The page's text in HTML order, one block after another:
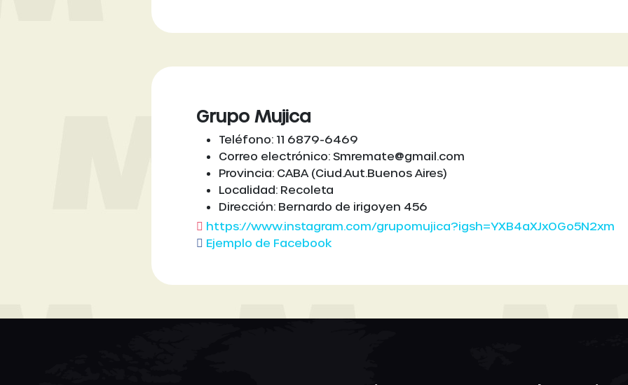
Grupo Mujica
Teléfono: 11 6879-6469
Correo electrónico: Smremate@gmail.com
Provincia: CABA (Ciud.Aut.Buenos Aires)
Localidad: Recoleta
Dirección: Bernardo de irigoyen 456
https://www.instagram.com/grupomujica?igsh=YXB4aXJxOGo5N2xm
Ejemplo de Facebook